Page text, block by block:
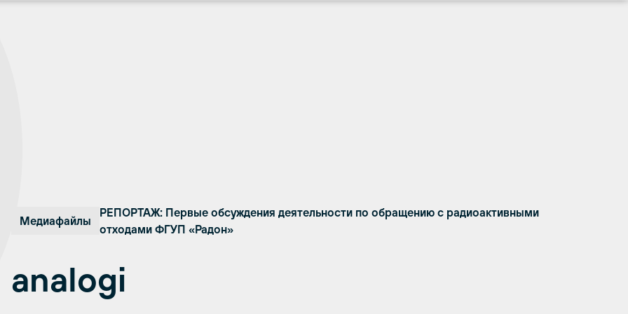
Медиафайлы
РЕПОРТАЖ: Первые обсуждения деятельности по обращению с радиоактивными
отходами ФГУП «Радон»
analogi